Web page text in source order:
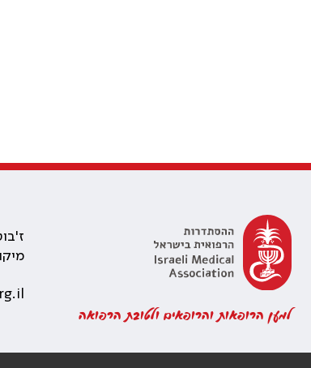
למען הרופאות והרופאים ולטובת הרפואה
ז'בוטינסקי
מיקוד